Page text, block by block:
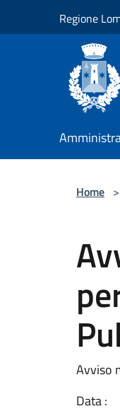
Regione
Home >
Avviso
Data :